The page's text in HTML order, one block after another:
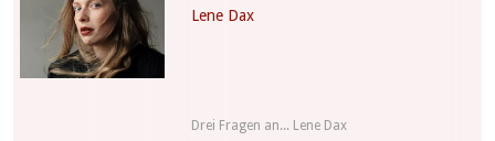
Lene Dax
Drei Fragen an... Lene Dax